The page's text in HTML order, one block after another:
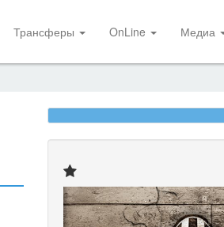
Трансферы OnLine Медиа